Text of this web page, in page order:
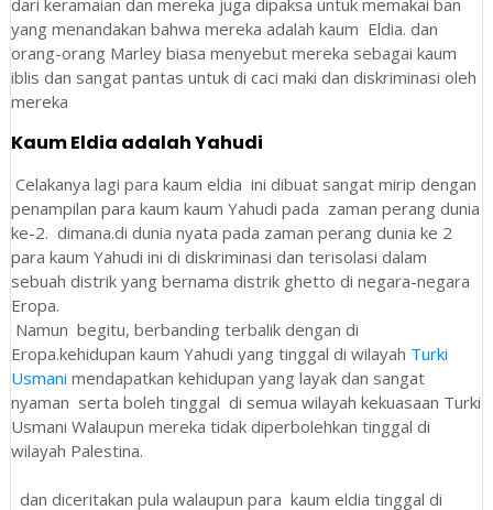
yang menandakan bahwa mereka adalah kaum Eldia. dan
orang-orang Marley biasa menyebut mereka sebagai kaum
iblis dan sangat pantas untuk di caci maki dan diskriminasi oleh
mereka
Kaum Eldia adalah Yahudi
Celakanya lagi para kaum eldia ini dibuat sangat mirip dengan
penampilan para kaum kaum Yahudi pada zaman perang dunia
ke-2. dimana.di dunia nyata pada zaman perang dunia ke 2
para kaum Yahudi ini di diskriminasi dan terisolasi dalam
sebuah distrik yang bernama distrik ghetto di negara-negara
Eropa.
Namun begitu, berbanding terbalik dengan di
Eropa.kehidupan kaum Yahudi yang tinggal di wilayah Turki
Usmani mendapatkan kehidupan yang layak dan sangat
nyaman serta boleh tinggal di semua wilayah kekuasaan Turki
Usmani Walaupun mereka tidak diperbolehkan tinggal di
wilayah Palestina.
dan diceritakan pula walaupun para kaum eldia tinggal di